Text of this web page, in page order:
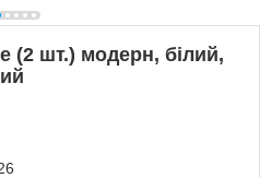
(2 шт.) модерн, білий,